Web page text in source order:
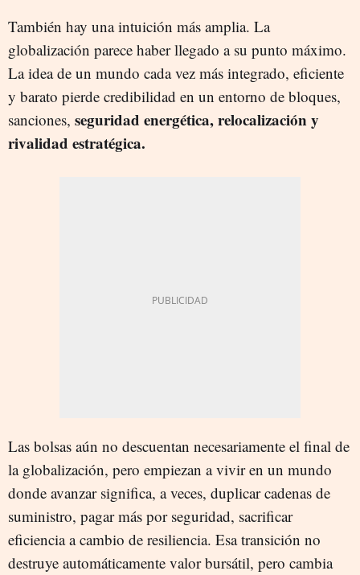
También hay una intuición más amplia. La
globalización parece haber llegado a su punto máximo.
La idea de un mundo cada vez más integrado, eficiente
y barato pierde credibilidad en un entorno de bloques,
sanciones, seguridad energética, relocalización y
rivalidad estratégica.
Las bolsas aún no descuentan necesariamente el final de
la globalización, pero empiezan a vivir en un mundo
donde avanzar significa, a veces, duplicar cadenas de
suministro, pagar más por seguridad, sacrificar
eficiencia a cambio de resiliencia. Esa transición no
destruye automáticamente valor bursátil, pero cambia